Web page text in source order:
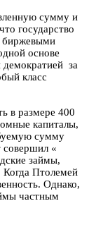
сумму и
государство
биржевыми
основе
за
класс
в размере 400
капиталы,
сумму
«
займы,
Когда Птолемей
Однако,
частным